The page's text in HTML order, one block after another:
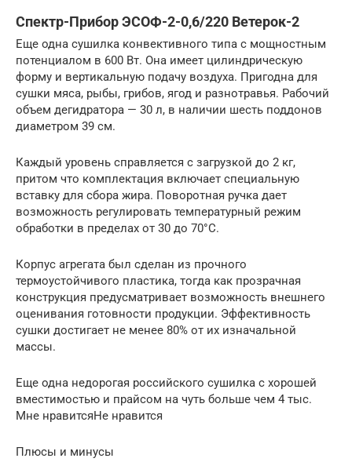
Спектр-Прибор ЭСОФ-2-0,6/220 Ветерок-2
Еще одна сушилка конвективного типа с мощностным
потенциалом в 600 Вт. Она имеет цилиндрическую
форму и вертикальную подачу воздуха. Пригодна для
сушки мяса, рыбы, грибов, ягод и разнотравья. Рабочий
объем дегидратора — 30 л, в наличии шесть поддонов
диаметром 39 см.
Каждый уровень справляется с загрузкой до 2 кг,
притом что комплектация включает специальную
вставку для сбора жира. Поворотная ручка дает
возможность регулировать температурный режим
обработки в пределах от 30 до 70°C.
Корпус агрегата был сделан из прочного
термоустойчивого пластика, тогда как прозрачная
конструкция предусматривает возможность внешнего
оценивания готовности продукции. Эффективность
сушки достигает не менее 80% от их изначальной
массы.
Еще одна недорогая российского сушилка с хорошей
вместимостью и прайсом на чуть больше чем 4 тыс.
Мне нравитсяНе нравится
Плюсы и минусы